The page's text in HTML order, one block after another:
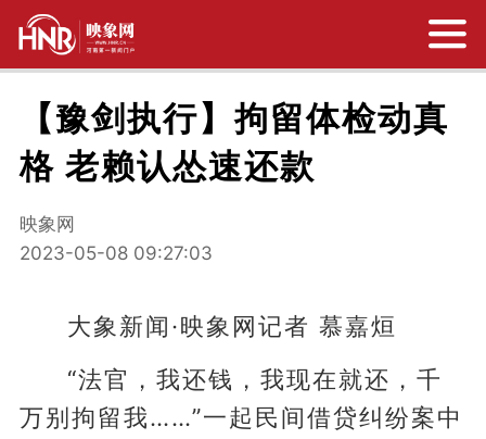
【豫剑执行】拘留体检动真
格 老赖认怂速还款
映象网
2023-05-08 09:27:03
大象新闻·映象网记者 慕嘉烜
“法官，我还钱，我现在就还，千
万别拘留我……”一起民间借贷纠纷案中